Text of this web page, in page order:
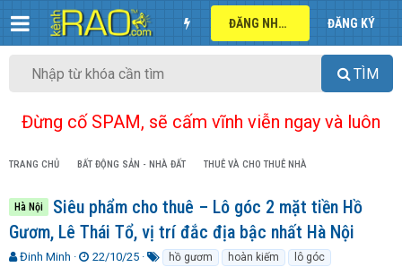
ĐĂNG NHẬP ĐĂNG KÝ
TÌM
Đừng cố SPAM, sẽ cấm vĩnh viễn ngay và luôn
TRANG CHỦ BẤT ĐỘNG SẢN - NHÀ ĐẤT THUÊ VÀ CHO THUÊ NHÀ
Hà Nội
Siêu phẩm cho thuê – Lô góc 2 mặt tiền Hồ
Gươm, Lê Thái Tổ, vị trí đắc địa bậc nhất Hà Nội
T
Đinh Minh
N
22/10/25 hồ gươm hoàn kiếm lô góc